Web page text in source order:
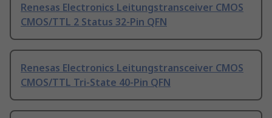
Renesas Electronics Leitungstransceiver CMOS
CMOS/TTL 2 Status 32-Pin QFN
Renesas Electronics Leitungstransceiver CMOS
CMOS/TTL Tri-State 40-Pin QFN